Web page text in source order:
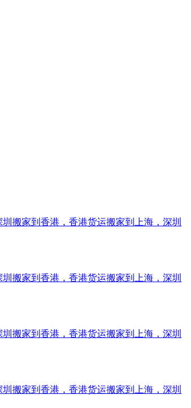
搬家到香港，香港货运搬家到上海，深圳
搬家到香港，香港货运搬家到上海，深圳
搬家到香港，香港货运搬家到上海，深圳
搬家到香港，香港货运搬家到上海，深圳